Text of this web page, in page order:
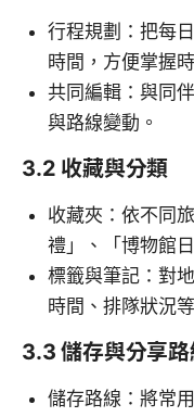
行程規劃：把每
時間，方便掌握
共同編輯：與同
與路線變動。
3.2 收藏與分類
收藏夾：依不同
禮」、「博物館
標籤與筆記：對
時間、排隊狀況
3.3 儲存與分享
儲存路線：將常